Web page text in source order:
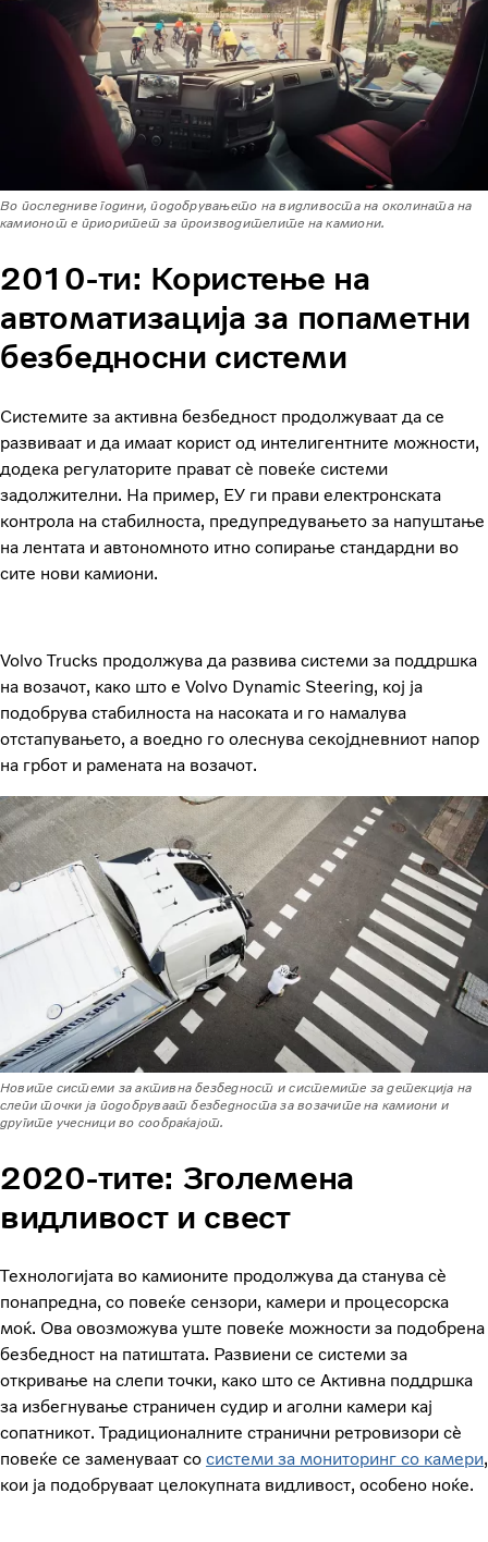
Во последниве години, подобрувањето на видливоста на околината на
камионот е приоритет за производителите на камиони.
2010-ти: Користење на
автоматизација за попаметни
безбедносни системи
Системите за активна безбедност продолжуваат да се
развиваат и да имаат корист од интелигентните можности,
додека регулаторите прават сè повеќе системи
задолжителни. На пример, ЕУ ги прави електронската
контрола на стабилноста, предупредувањето за напуштање
на лентата и автономното итно сопирање стандардни во
сите нови камиони.
Volvo Trucks продолжува да развива системи за поддршка
на возачот, како што е Volvo Dynamic Steering, кој ја
подобрува стабилноста на насоката и го намалува
отстапувањето, а воедно го олеснува секојдневниот напор
на грбот и рамената на возачот.
Новите системи за активна безбедност и системите за детекција на
слепи точки ја подобруваат безбедноста за возачите на камиони и
другите учесници во сообраќајот.
2020-тите: Зголемена
видливост и свест
Технологијата во камионите продолжува да станува сè
понапредна, со повеќе сензори, камери и процесорска
моќ. Ова овозможува уште повеќе можности за подобрена
безбедност на патиштата. Развиени се системи за
откривање на слепи точки, како што се Активна поддршка
за избегнување страничен судир и аголни камери кај
сопатникот. Традиционалните странични ретровизори сè
повеќе се заменуваат со системи за мониторинг со камери,
кои ја подобруваат целокупната видливост, особено ноќе.